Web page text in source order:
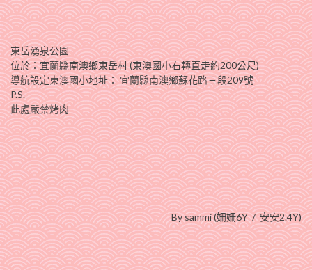
東岳湧泉公園
位於：宜蘭縣南澳鄉東岳村 (東澳國小右轉直走約200公尺)
導航設定東澳國小地址： 宜蘭縣南澳鄉蘇花路三段209號
P.S.
此處嚴禁烤肉
By sammi (姍姍6Y / 安安2.4Y)